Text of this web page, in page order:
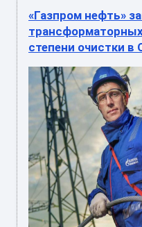
«Газпром нефть»
степени очистки в